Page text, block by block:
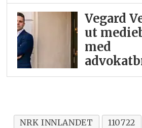
Vegard
ut
med
NRK INNLANDET 110722